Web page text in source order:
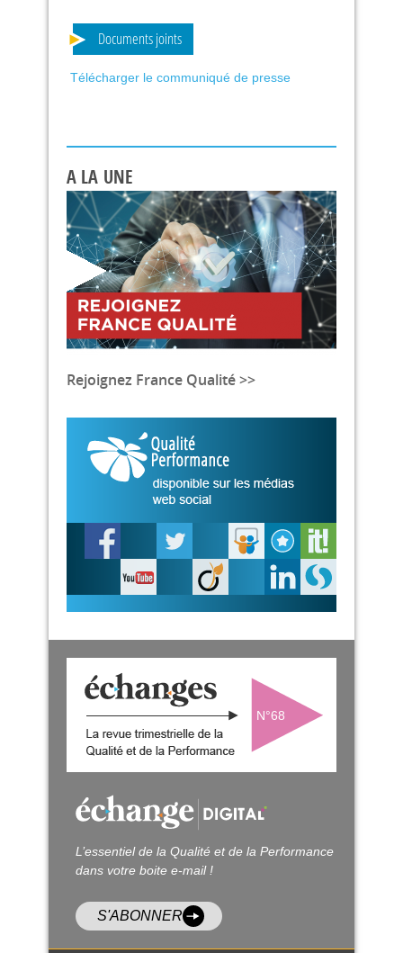
Documents joints
Télécharger le communiqué de presse
A LA UNE
Rejoignez France Qualité >>
N°68
L’essentiel de la Qualité et de la Performance
dans votre boite e-mail !
S'ABONNER